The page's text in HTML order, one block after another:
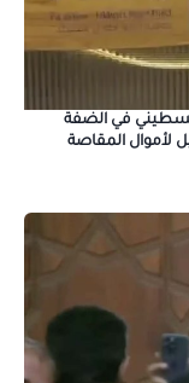
في الضفة
لأموال المقاصة